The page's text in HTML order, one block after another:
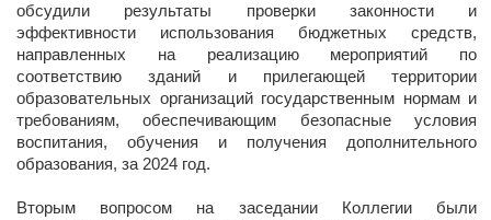
обсудили результаты проверки законности и
эффективности использования бюджетных средств,
направленных на реализацию мероприятий по
соответствию зданий и прилегающей территории
образовательных организаций государственным нормам и
требованиям, обеспечивающим безопасные условия
воспитания, обучения и получения дополнительного
образования, за 2024 год.
Вторым вопросом на заседании Коллегии были